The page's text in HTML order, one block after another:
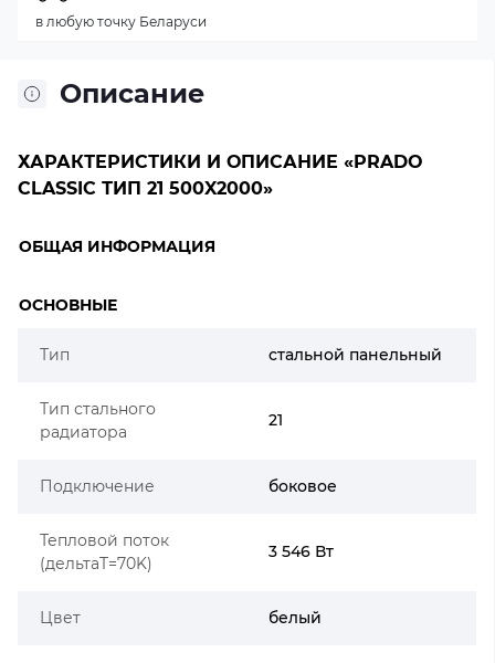
Описание
ХАРАКТЕРИСТИКИ И ОПИСАНИЕ «PRADO
CLASSIC ТИП 21 500X2000»
ОБЩАЯ ИНФОРМАЦИЯ
ОСНОВНЫЕ
Тип стальной панельный
Тип стального
радиатора
21
Подключение боковое
Тепловой поток
(дельтаT=70K)
3 546 Вт
Цвет белый
в любую точку Беларуси